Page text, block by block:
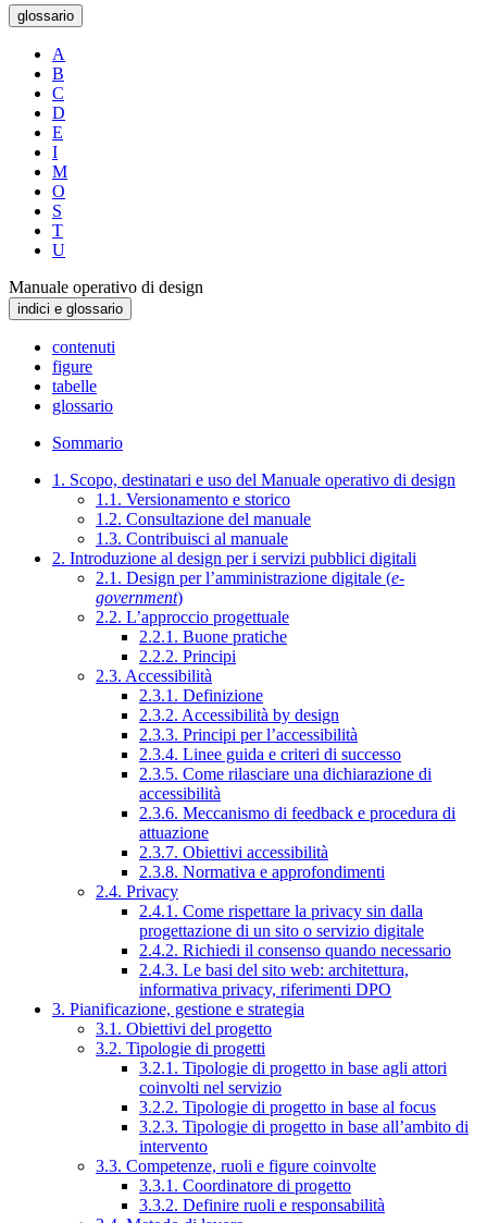
glossario
A
B
C
D
E
I
M
O
S
T
U
Manuale operativo di design
indici e glossario
contenuti
figure
tabelle
glossario
Sommario
1. Scopo, destinatari e uso del Manuale operativo di design
1.1. Versionamento e storico
1.2. Consultazione del manuale
1.3. Contribuisci al manuale
2. Introduzione al design per i servizi pubblici digitali
2.1. Design per l’amministrazione digitale (e-
government)
2.2. L’approccio progettuale
2.2.1. Buone pratiche
2.2.2. Principi
2.3. Accessibilità
2.3.1. Definizione
2.3.2. Accessibilità by design
2.3.3. Principi per l’accessibilità
2.3.4. Linee guida e criteri di successo
2.3.5. Come rilasciare una dichiarazione di
accessibilità
2.3.6. Meccanismo di feedback e procedura di
attuazione
2.3.7. Obiettivi accessibilità
2.3.8. Normativa e approfondimenti
2.4. Privacy
2.4.1. Come rispettare la privacy sin dalla
progettazione di un sito o servizio digitale
2.4.2. Richiedi il consenso quando necessario
2.4.3. Le basi del sito web: architettura,
informativa privacy, riferimenti DPO
3. Pianificazione, gestione e strategia
3.1. Obiettivi del progetto
3.2. Tipologie di progetti
3.2.1. Tipologie di progetto in base agli attori
coinvolti nel servizio
3.2.2. Tipologie di progetto in base al focus
3.2.3. Tipologie di progetto in base all’ambito di
intervento
3.3. Competenze, ruoli e figure coinvolte
3.3.1. Coordinatore di progetto
3.3.2. Definire ruoli e responsabilità